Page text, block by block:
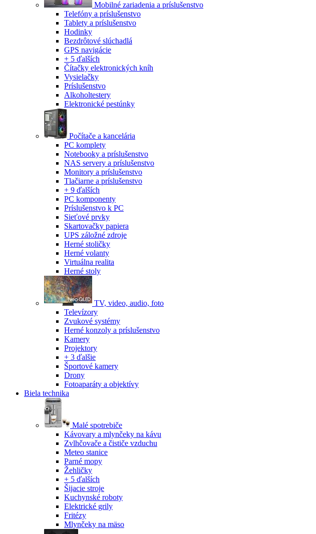
Mobilné zariadenia a príslušenstvo
Telefóny a príslušenstvo
Tablety a príslušenstvo
Hodinky
Bezdrôtové slúchadlá
GPS navigácie
+ 5 ďalších
Čítačky elektronických kníh
Vysielačky
Príslušenstvo
Alkoholtestery
Elektronické pestúnky
Počítače a kancelária
PC komplety
Notebooky a príslušenstvo
NAS servery a príslušenstvo
Monitory a príslušenstvo
Tlačiarne a príslušenstvo
+ 9 ďalších
PC komponenty
Príslušenstvo k PC
Sieťové prvky
Skartovačky papiera
UPS záložné zdroje
Herné stoličky
Herné volanty
Virtuálna realita
Herné stoly
TV, video, audio, foto
Televízory
Zvukové systémy
Herné konzoly a príslušenstvo
Kamery
Projektory
+ 3 ďalšie
Športové kamery
Drony
Fotoaparáty a objektívy
Biela technika
Malé spotrebiče
Kávovary a mlynčeky na kávu
Zvlhčovače a čističe vzduchu
Meteo stanice
Parné mopy
Žehličky
+ 5 ďalších
Šijacie stroje
Kuchynské roboty
Elektrické grily
Fritézy
Mlynčeky na mäso